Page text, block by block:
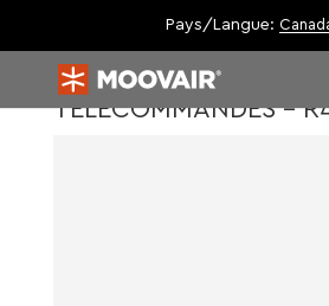
Pays/Langue:
TÉLÉCOMMANDES –